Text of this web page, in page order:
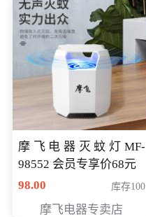
摩飞电器灭蚊灯MF-
98552 会员专享价68元
98.00
库存100
摩飞电器专卖店